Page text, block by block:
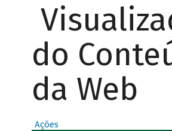
do
da Web
Ações